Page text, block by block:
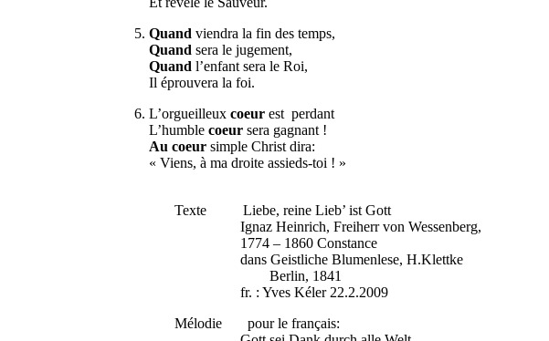
5.Quand viendra la fin des temps,
Quandsera le jugement,
Quand l’enfant sera le Roi,
Il éprouvera la foi.
6. L’orgueilleux coeur est perdant
L’humblecoeur sera gagnant !
Au coeur simple Christ dira:
« Viens, à ma droite assieds-toi ! »
Texte Liebe, reine Lieb’ ist Gott
Ignaz Heinrich, Freiherr von Wessenberg,
1774 – 1860 Constance
dans Geistliche Blumenlese, H.Klettke
Berlin, 1841
fr. : Yves Kéler 22.2.2009
Mélodie pour le français: